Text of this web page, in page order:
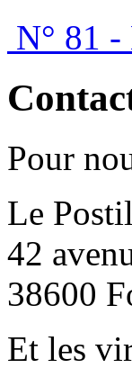
N° 81 -
Pour
Le
42
38600
Et les